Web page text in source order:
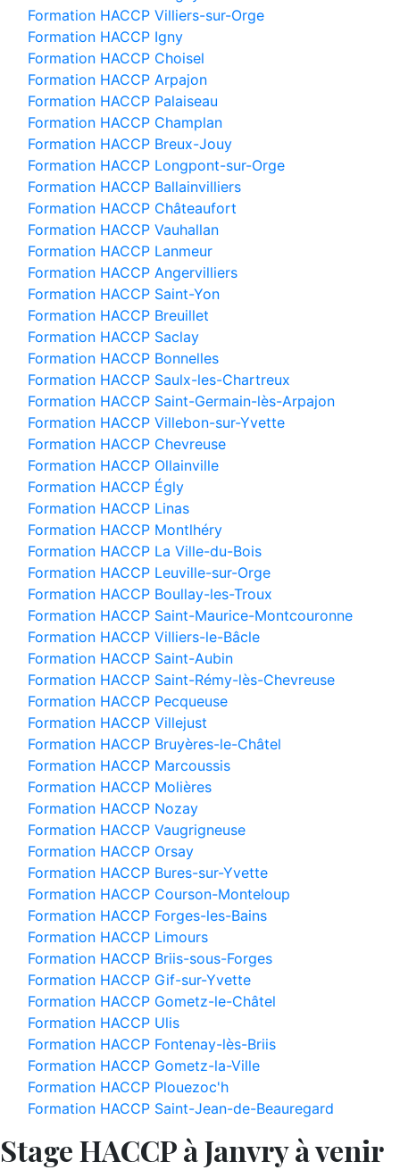
Formation HACCP Villiers-sur-Orge
Formation HACCP Igny
Formation HACCP Choisel
Formation HACCP Arpajon
Formation HACCP Palaiseau
Formation HACCP Champlan
Formation HACCP Breux-Jouy
Formation HACCP Longpont-sur-Orge
Formation HACCP Ballainvilliers
Formation HACCP Châteaufort
Formation HACCP Vauhallan
Formation HACCP Lanmeur
Formation HACCP Angervilliers
Formation HACCP Saint-Yon
Formation HACCP Breuillet
Formation HACCP Saclay
Formation HACCP Bonnelles
Formation HACCP Saulx-les-Chartreux
Formation HACCP Saint-Germain-lès-Arpajon
Formation HACCP Villebon-sur-Yvette
Formation HACCP Chevreuse
Formation HACCP Ollainville
Formation HACCP Égly
Formation HACCP Linas
Formation HACCP Montlhéry
Formation HACCP La Ville-du-Bois
Formation HACCP Leuville-sur-Orge
Formation HACCP Boullay-les-Troux
Formation HACCP Saint-Maurice-Montcouronne
Formation HACCP Villiers-le-Bâcle
Formation HACCP Saint-Aubin
Formation HACCP Saint-Rémy-lès-Chevreuse
Formation HACCP Pecqueuse
Formation HACCP Villejust
Formation HACCP Bruyères-le-Châtel
Formation HACCP Marcoussis
Formation HACCP Molières
Formation HACCP Nozay
Formation HACCP Vaugrigneuse
Formation HACCP Orsay
Formation HACCP Bures-sur-Yvette
Formation HACCP Courson-Monteloup
Formation HACCP Forges-les-Bains
Formation HACCP Limours
Formation HACCP Briis-sous-Forges
Formation HACCP Gif-sur-Yvette
Formation HACCP Gometz-le-Châtel
Formation HACCP Ulis
Formation HACCP Fontenay-lès-Briis
Formation HACCP Gometz-la-Ville
Formation HACCP Plouezoc'h
Formation HACCP Saint-Jean-de-Beauregard
Stage HACCP à Janvry à venir